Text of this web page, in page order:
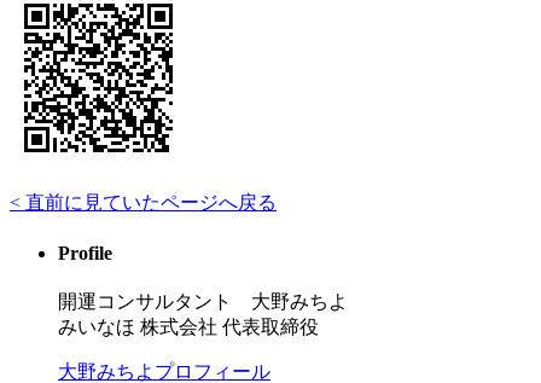
< 直前に見ていたページへ戻る
Profile
開運コンサルタント 大野みちよ
みいなほ 株式会社 代表取締役
大野みちよプロフィール